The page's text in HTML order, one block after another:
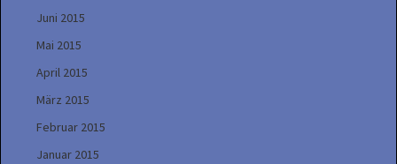
Juni 2015
Mai 2015
April 2015
März 2015
Februar 2015
Januar 2015